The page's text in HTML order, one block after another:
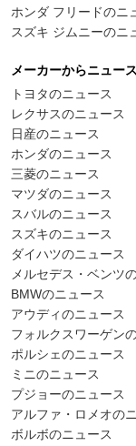
ホンダ フリードのニ
スズキ ジムニーのニ
メーカーからニュー
トヨタのニュース
レクサスのニュース
日産のニュース
ホンダのニュース
三菱のニュース
マツダのニュース
スバルのニュース
スズキのニュース
ダイハツのニュース
メルセデス・ベンツ
BMWのニュース
アウディのニュース
フォルクスワーゲン
ポルシェのニュース
ミニのニュース
プジョーのニュース
アルファ・ロメオの
ボルボのニュース